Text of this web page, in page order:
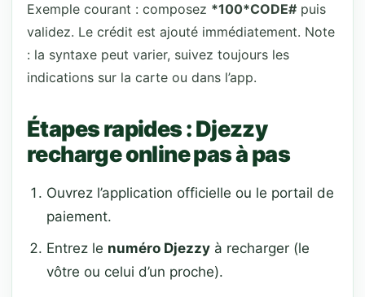
Exemple courant : composez *100*CODE# puis
validez. Le crédit est ajouté immédiatement. Note
: la syntaxe peut varier, suivez toujours les
indications sur la carte ou dans l’app.
Étapes rapides : Djezzy
recharge online pas à pas
Ouvrez l’application officielle ou le portail de
paiement.
Entrez le numéro Djezzy à recharger (le
vôtre ou celui d’un proche).